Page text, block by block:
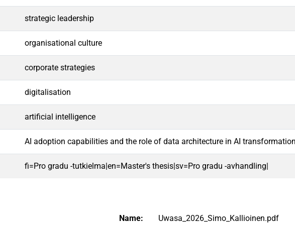
strategic leadership
organisational culture
corporate strategies
digitalisation
artificial intelligence
AI adoption capabilities and the role of data architecture in AI transformation
fi=Pro gradu -tutkielma|en=Master's thesis|sv=Pro gradu -avhandling|
Name: Uwasa_2026_Simo_Kallioinen.pdf